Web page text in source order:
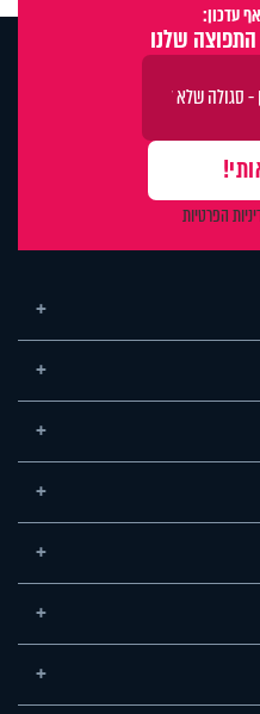
עדכון:
שלנו
הפרטיות